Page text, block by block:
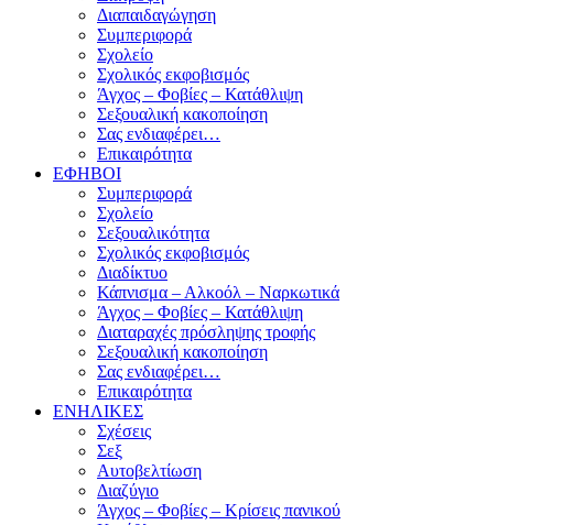
Διαπαιδαγώγηση
Συμπεριφορά
Σχολείο
Σχολικός εκφοβισμός
Άγχος – Φοβίες – Κατάθλιψη
Σεξουαλική κακοποίηση
Σας ενδιαφέρει…
Επικαιρότητα
ΕΦΗΒΟΙ
Συμπεριφορά
Σχολείο
Σεξουαλικότητα
Σχολικός εκφοβισμός
Διαδίκτυο
Κάπνισμα – Αλκοόλ – Ναρκωτικά
Άγχος – Φοβίες – Κατάθλιψη
Διαταραχές πρόσληψης τροφής
Σεξουαλική κακοποίηση
Σας ενδιαφέρει…
Επικαιρότητα
ΕΝΗΛΙΚΕΣ
Σχέσεις
Σεξ
Αυτοβελτίωση
Διαζύγιο
Άγχος – Φοβίες – Κρίσεις πανικού